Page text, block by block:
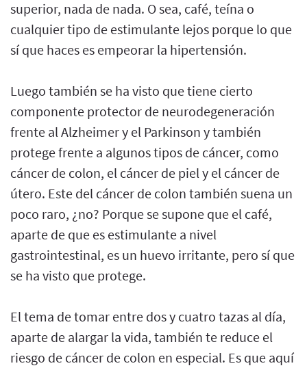
superior, nada de nada. O sea, café, teína o
cualquier tipo de estimulante lejos porque lo que
sí que haces es empeorar la hipertensión.
Luego también se ha visto que tiene cierto
componente protector de neurodegeneración
frente al Alzheimer y el Parkinson y también
protege frente a algunos tipos de cáncer, como
cáncer de colon, el cáncer de piel y el cáncer de
útero. Este del cáncer de colon también suena un
poco raro, ¿no? Porque se supone que el café,
aparte de que es estimulante a nivel
gastrointestinal, es un huevo irritante, pero sí que
se ha visto que protege.
El tema de tomar entre dos y cuatro tazas al día,
aparte de alargar la vida, también te reduce el
riesgo de cáncer de colon en especial. Es que aquí